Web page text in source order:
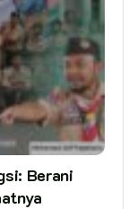
Berani